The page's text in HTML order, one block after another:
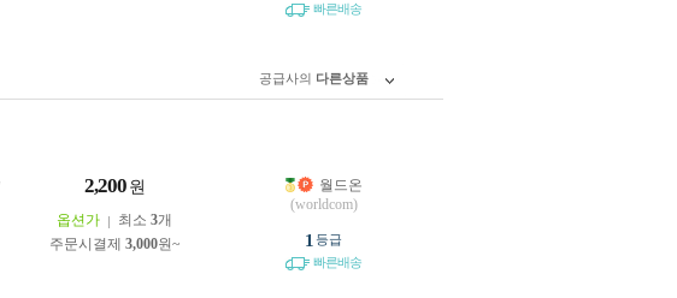
빠른배송
공급사의 다른상품
2,200 원
옵션가 최소 3개
주문시결제 3,000원~
월드온
(worldcom)
1 등급
빠른배송